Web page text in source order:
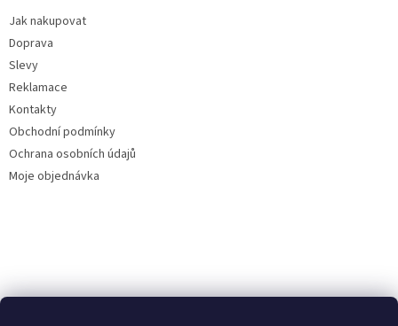
Jak nakupovat
Doprava
Slevy
Reklamace
Kontakty
Obchodní podmínky
Ochrana osobních údajů
Moje objednávka